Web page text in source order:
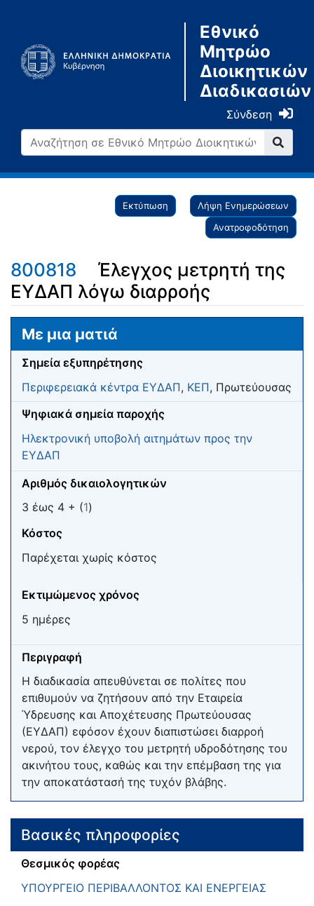
Εθνικό
Μητρώο
Διοικητικών
Διαδικασιών
Σύνδεση
Εκτύπωση
Λήψη Ενημερώσεων
Ανατροφοδότηση
800818
Έλεγχος μετρητή της
ΕΥΔΑΠ λόγω διαρροής
Μετάβαση σε: πλοήγηση
Με μια ματιά
Σημεία εξυπηρέτησης
Περιφερειακά κέντρα ΕΥΔΑΠ, ΚΕΠ, Πρωτεύουσας
Ψηφιακά σημεία παροχής
Ηλεκτρονική υποβολή αιτημάτων προς την
ΕΥΔΑΠ
Αριθμός δικαιολογητικών
3 έως 4 + (1)
Κόστος
Παρέχεται χωρίς κόστος
Εκτιμώμενος χρόνος
5 ημέρες
Περιγραφή
Η διαδικασία απευθύνεται σε πολίτες που
επιθυμούν να ζητήσουν από την Εταιρεία
Ύδρευσης και Αποχέτευσης Πρωτεύουσας
(ΕΥΔΑΠ) εφόσον έχουν διαπιστώσει διαρροή
νερού, τον έλεγχο του μετρητή υδροδότησης του
ακινήτου τους, καθώς και την επέμβαση της για
την αποκατάστασή της τυχόν βλάβης.
Βασικές πληροφορίες
Θεσμικός φορέας
ΥΠΟΥΡΓΕΙΟ ΠΕΡΙΒΑΛΛΟΝΤΟΣ ΚΑΙ ΕΝΕΡΓΕΙΑΣ